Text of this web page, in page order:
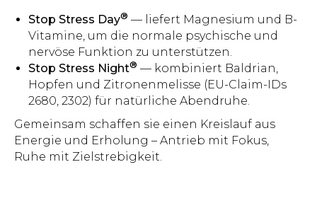
Stop Stress Day® — liefert Magnesium und B-
Vitamine, um die normale psychische und
nervöse Funktion zu unterstützen.
Stop Stress Night® — kombiniert Baldrian,
Hopfen und Zitronenmelisse (EU-Claim-IDs
2680, 2302) für natürliche Abendruhe.
Gemeinsam schaffen sie einen Kreislauf aus
Energie und Erholung – Antrieb mit Fokus,
Ruhe mit Zielstrebigkeit.